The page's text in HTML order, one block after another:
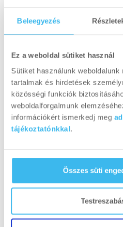
Beleegyezés
Ez a weboldal sütiket használ
Sütiket használunk weboldalunk
tartalmak és hirdetések
közösségi funkciók
weboldalforgalmunk
információkért ismerkedj meg
tájékoztatónkkal.
Összes süti
érzése adja meg a
az, hogy összeérintjük-e a
2.
HAS